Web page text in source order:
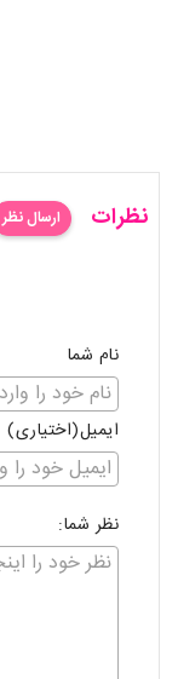
نظرات ارسال نظر
نام شما
ایمیل(اختیاری)
نظر شما: